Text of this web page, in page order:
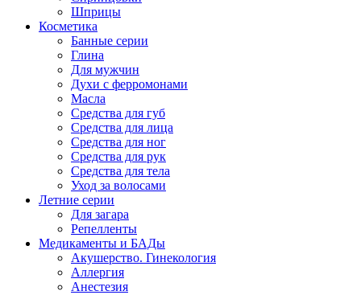
Шприцы
Косметика
Банные серии
Глина
Для мужчин
Духи с ферромонами
Масла
Средства для губ
Средства для лица
Средства для ног
Средства для рук
Средства для тела
Уход за волосами
Летние серии
Для загара
Репелленты
Медикаменты и БАДы
Акушерство. Гинекология
Аллергия
Анестезия